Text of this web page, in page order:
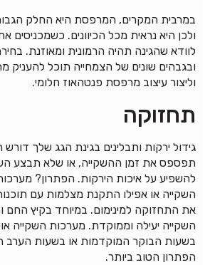
במרבית המקרים, המרפסת היא החלק הגבוה
ולכן היא נראית מכל הכיוונים. כשמכניסים
לוודא שהגינה תהיה הרמונית ומאוזנת.
ובגבהים שונים של הצמחייה תוכל להעניק
וליצור עיצוב מרפסת פנטהאוז חלומי.
תחזוקה
גידול ירקות ותבלינים בגינת הגג שלך
תפספס את זמן ההשקייה, או שלא תבצע
להשפיע על איכות הירקות. הפתרון?
השקייה או אפילו התקנת מצלמות עם תוכנות
את התחזוקה למינימום. במיוחד בקיץ החם
השקייה יעילה וממוקדת. מערכות השקייה
בשעות הבוקר המוקדמות או בשעות הערב
הפתרון הטוב ביותר.